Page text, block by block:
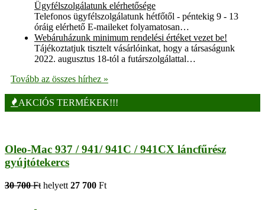
Ügyfélszolgálatunk elérhetősége
Telefonos ügyfélszolgálatunk hétfőtől - péntekig 9 - 13
óráig elérhető E-maileket folyamatosan…
Webáruházunk minimum rendelési értéket vezet be!
Tájékoztatjuk tisztelt vásárlóinkat, hogy a társaságunk
2022. augusztus 18-tól a futárszolgálattal…
Tovább az összes hírhez »
AKCIÓS TERMÉKEK!!!
Oleo-Mac 937 / 941/ 941C / 941CX láncfűrész
gyújtótekercs
30 700 Ft helyett 27 700 Ft